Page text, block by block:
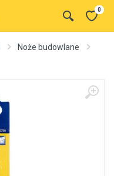
0
Noże budowlane